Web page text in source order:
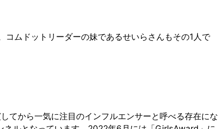
ムドットリーダーの妹であるせいらさんもその1人で
てから一気に注目のインフルエンサーと呼べる存在にな